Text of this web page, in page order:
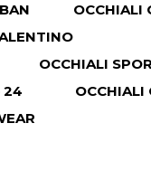
OCCHIALI
OCCHIALI
24
OCCHIALI